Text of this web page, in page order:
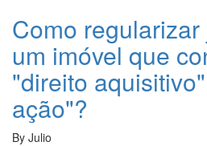
Como
um imóvel que
"direito
ação"?
By Julio